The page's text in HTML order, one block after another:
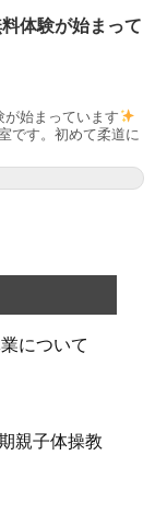
体験が始まって
が始まっています
です。初めて柔道に
について
親子体操教